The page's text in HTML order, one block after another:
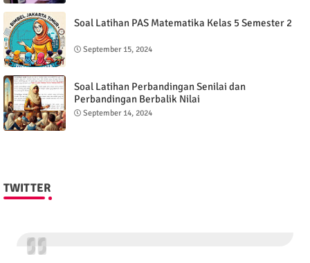
Soal Latihan PAS Matematika Kelas 5 Semester 2
September 15, 2024
Soal Latihan Perbandingan Senilai dan
Perbandingan Berbalik Nilai
September 14, 2024
TWITTER